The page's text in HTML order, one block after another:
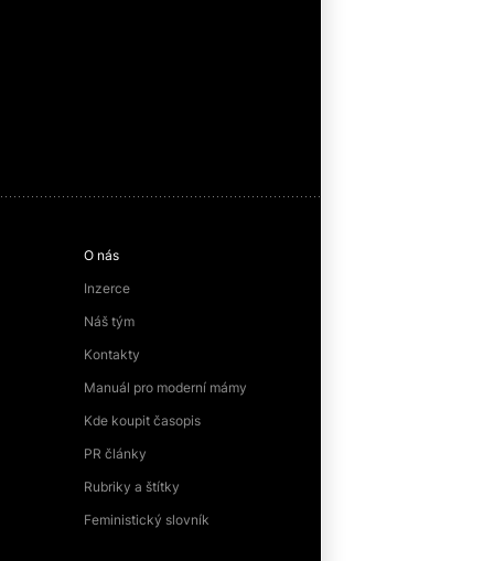
O nás
Inzerce
Náš tým
Kontakty
Manuál pro moderní mámy
Kde koupit časopis
PR články
Rubriky a štítky
Feministický slovník